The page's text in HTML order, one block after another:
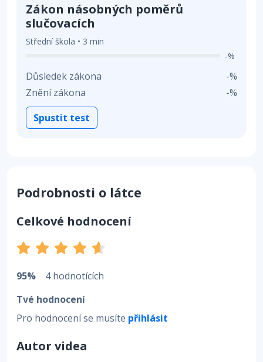
Zákon násobných poměrů
slučovacích
Střední škola • 3 min
-%
Důsledek zákona
-%
Znění zákona
-%
Spustit test
Podrobnosti o látce
Celkové hodnocení
95%
4 hodnotících
Tvé hodnocení
Pro hodnocení se musíte přihlásit
Autor videa